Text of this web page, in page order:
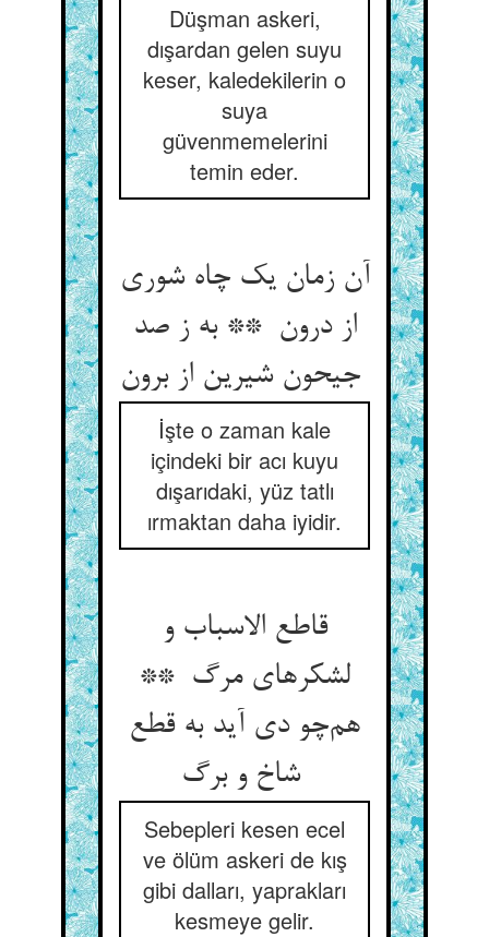
Düşman askeri,
dışardan gelen suyu
keser, kaledekilerin o
suya
güvenmemelerini
temin eder.
آن زمان یک چاه شوری
از درون ** به ز صد
İşte o zaman kale
içindeki bir acı kuyu
dışarıdaki, yüz tatlı
ırmaktan daha iyidir.
قاطع الاسباب و
لشکرهای مرگ **
هم‌چو دی آید به قطع
شاخ و برگ
Sebepleri kesen ecel
ve ölüm askeri de kış
gibi dalları, yaprakları
kesmeye gelir.